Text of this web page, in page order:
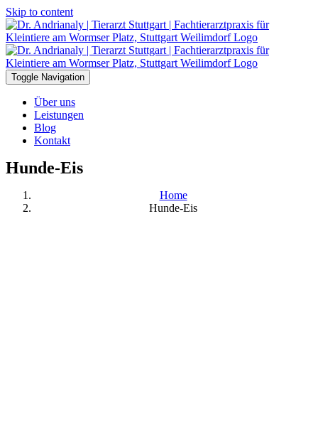
Skip to content
Toggle Navigation
Über uns
Leistungen
Blog
Kontakt
Hunde-Eis
Home
Hunde-Eis